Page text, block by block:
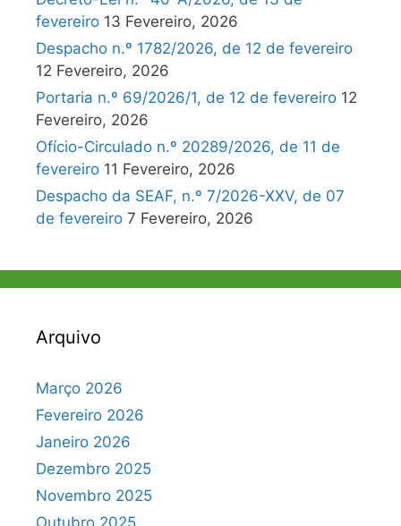
fevereiro 13 Fevereiro, 2026
Despacho n.º 1782/2026, de 12 de fevereiro
12 Fevereiro, 2026
Portaria n.º 69/2026/1, de 12 de fevereiro 12
Fevereiro, 2026
Ofício-Circulado n.º 20289/2026, de 11 de
fevereiro 11 Fevereiro, 2026
Despacho da SEAF, n.º 7/2026-XXV, de 07
de fevereiro 7 Fevereiro, 2026
Arquivo
Março 2026
Fevereiro 2026
Janeiro 2026
Dezembro 2025
Novembro 2025
Outubro 2025